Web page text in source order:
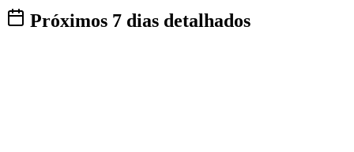
Próximos 7 dias detalhados